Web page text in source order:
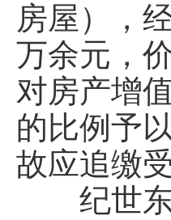
房屋），
万余元，
对房产增
的比例予
故应追缴
纪世东